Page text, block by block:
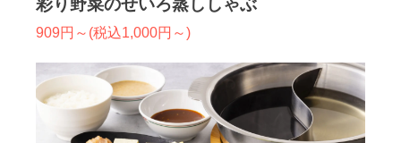
彩り野菜のせいろ蒸ししゃぶ
909円～(税込1,000円～)